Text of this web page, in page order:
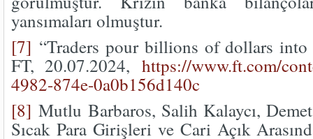
yansımaları olmuştur.
[7] “Traders pour billions of dollars
FT, 20.07.2024, https://www.ft.com/
4982-874e-0a0b156d140c
[8] Mutlu Barbaros, Salih Kalaycı,
Sıcak Para Girişleri ve Cari Açık